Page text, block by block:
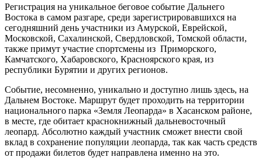
Регистрация на уникальное беговое событие Дальнего
Востока в самом разгаре, среди зарегистрировавшихся на
сегодняшний день участники из Амурской, Еврейской,
Московской, Сахалинской, Свердловской, Томской области,
также примут участие спортсмены из Приморского,
Камчатского, Хабаровского, Красноярского края, из
республики Бурятии и других регионов.
Событие, несомненно, уникально и доступно лишь здесь, на
Дальнем Востоке. Маршрут будет проходить на территории
национального парка «Земля Леопарда» в Хасанском районе,
в месте, где обитает краснокнижный дальневосточный
леопард. Абсолютно каждый участник сможет внести свой
вклад в сохранение популяции леопарда, так как часть средств
от продажи билетов будет направлена именно на это.